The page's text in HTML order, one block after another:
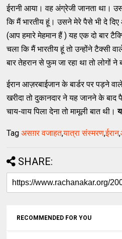
ईरानी आया। वह अंग्रेजी जानता था।
कि मैं भारतीय हूं। उसने मेरे पैसे भी दे
(आप हमारे मेहमान हैं ) यह एक दो बार
चला कि मैं भारतीय हूं तो उन्होंने टैक्सी
बार तेहरान से फुम जा रहा था तो लोगों ने
ईरान आज़रबाईजान के बार्डर पर पड़ने
खरीदा तो दुकानदार ने यह जानने के बाद
चाय-वाय पिला देना तो मामूली बात थी।
Tagअसग़र वजाहत,यात्रा संस्मरण,ईरान,
SHARE:
RECOMMENDED FOR YOU